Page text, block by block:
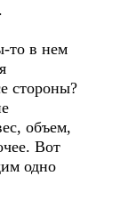
то в нем
стороны?
объем,
Вот
одно